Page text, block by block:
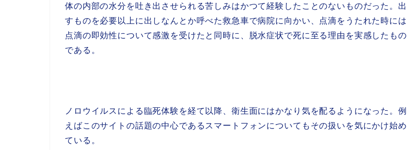
体の内部の水分を吐き出させられる苦しみはかつて経験したことのないものだった。出
すものを必要以上に出しなんとか呼べた救急車で病院に向かい、点滴をうたれた時には
点滴の即効性について感激を受けたと同時に、脱水症状で死に至る理由を実感したもの
である。
ノロウイルスによる臨死体験を経て以降、衛生面にはかなり気を配るようになった。例
えばこのサイトの話題の中心であるスマートフォンについてもその扱いを気にかけ始め
ている。